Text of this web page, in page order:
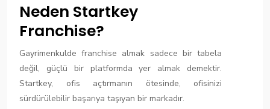
Neden Startkey
Franchise?
Gayrimenkulde franchise almak sadece bir tabela
değil, güçlü bir platformda yer almak demektir.
Startkey, ofis açtırmanın ötesinde, ofisinizi
sürdürülebilir başarıya taşıyan bir markadır.